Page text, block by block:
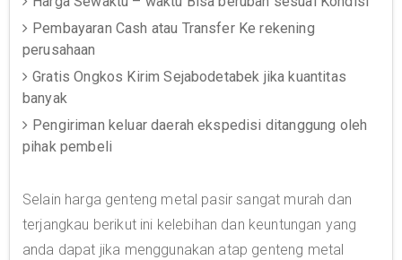
Pembayaran Cash atau Transfer Ke rekening
perusahaan
Gratis Ongkos Kirim Sejabodetabek jika kuantitas
banyak
Pengiriman keluar daerah ekspedisi ditanggung oleh
pihak pembeli
Selain harga genteng metal pasir sangat murah dan
terjangkau berikut ini kelebihan dan keuntungan yang
anda dapat jika menggunakan atap genteng metal